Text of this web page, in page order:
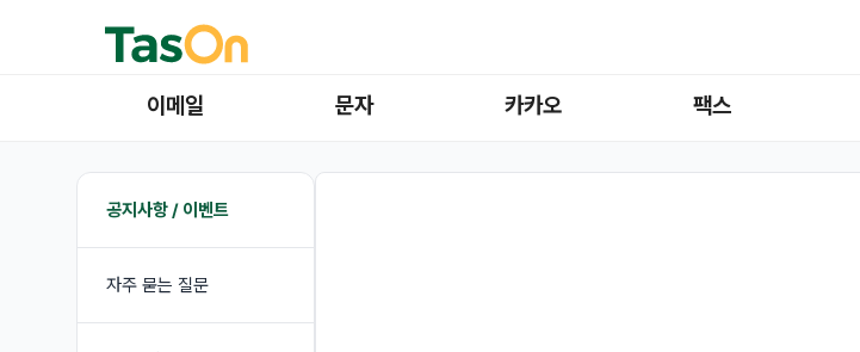
이메일 문자 카카오 팩스
공지사항 / 이벤트
자주 묻는 질문